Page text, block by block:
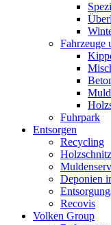
Fahrzeuge
Fuhrpark
Entsorgen
Recycling
Deponien
Recovis
Volken Group